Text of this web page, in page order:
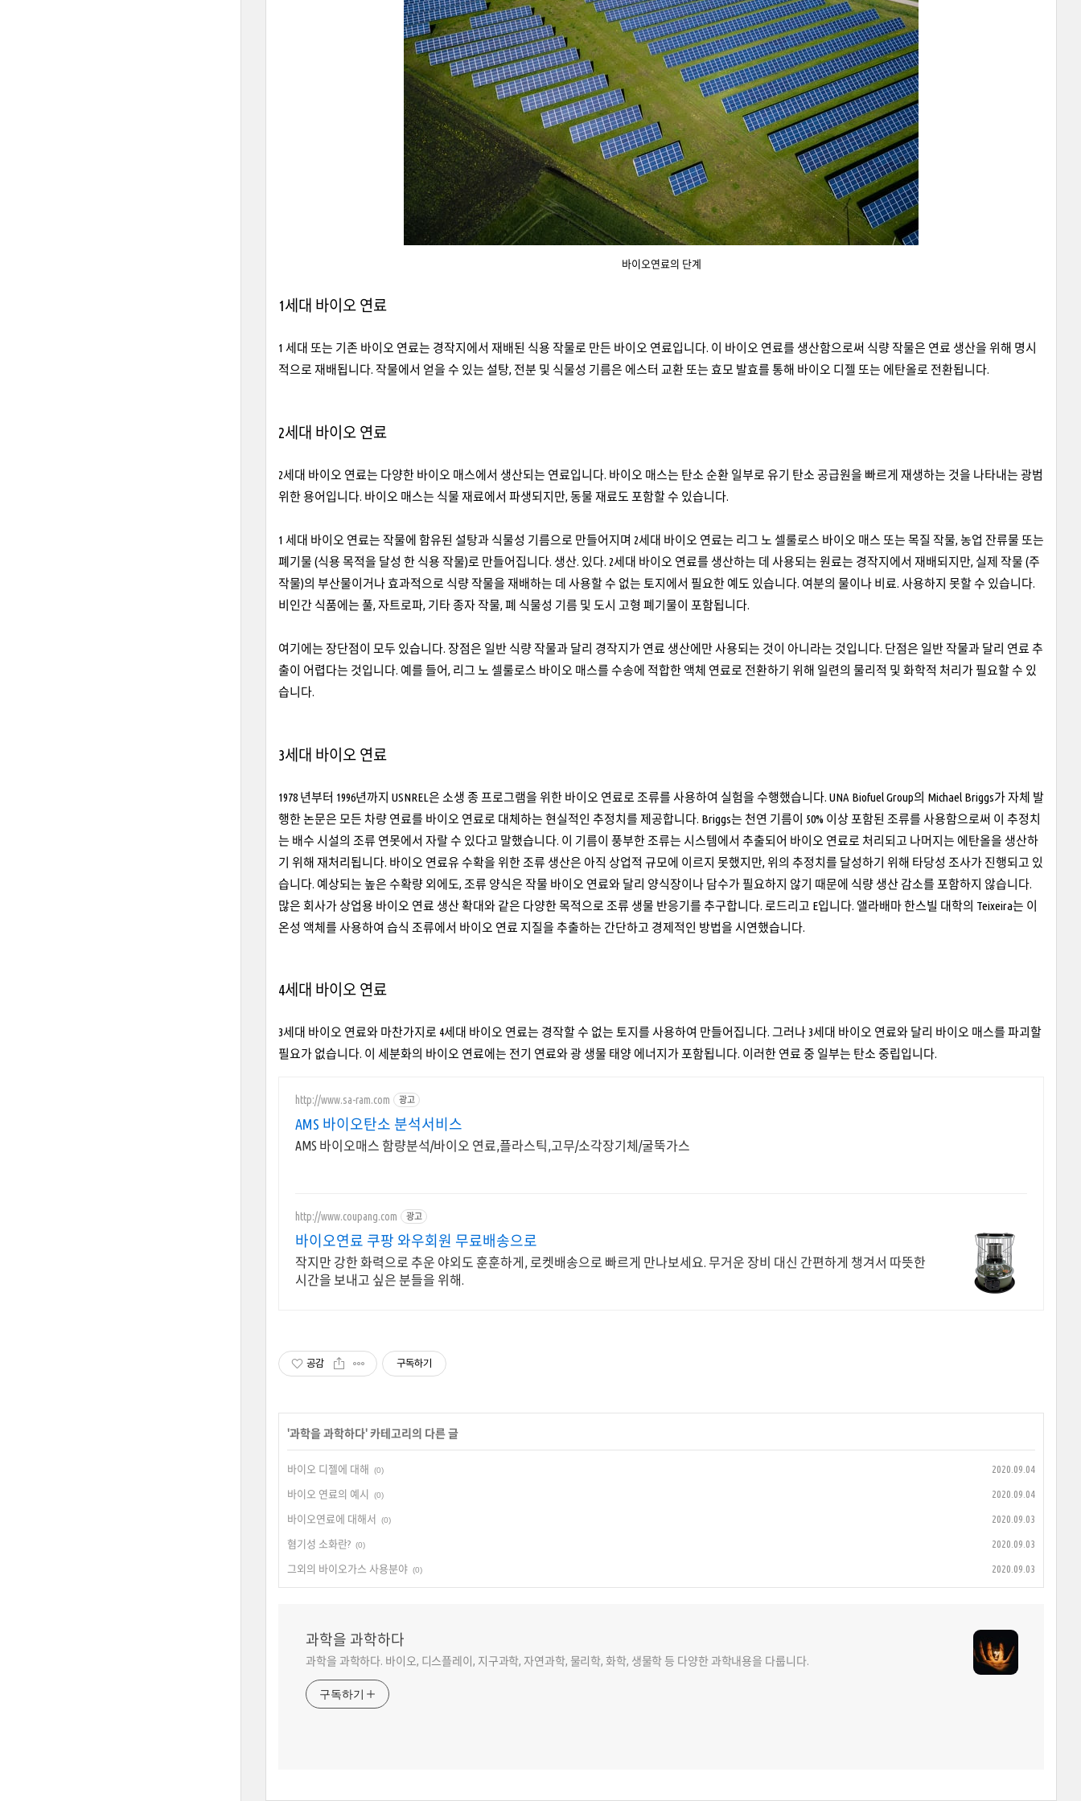
바이오연료의 단계
1세대 바이오 연료
1 세대 또는 기존 바이오 연료는 경작지에서 재배된 식용 작물로 만든 바이오 연료입니다. 이 바이오 연료를 생산함으로써 식량 작물은 연료 생산을 위해 명시
적으로 재배됩니다. 작물에서 얻을 수 있는 설탕, 전분 및 식물성 기름은 에스터 교환 또는 효모 발효를 통해 바이오 디젤 또는 에탄올로 전환됩니다.
2세대 바이오 연료
2세대 바이오 연료는 다양한 바이오 매스에서 생산되는 연료입니다. 바이오 매스는 탄소 순환 일부로 유기 탄소 공급원을 빠르게 재생하는 것을 나타내는 광범
위한 용어입니다. 바이오 매스는 식물 재료에서 파생되지만, 동물 재료도 포함할 수 있습니다.
1 세대 바이오 연료는 작물에 함유된 설탕과 식물성 기름으로 만들어지며 2세대 바이오 연료는 리그 노 셀룰로스 바이오 매스 또는 목질 작물, 농업 잔류물 또는
폐기물 (식용 목적을 달성 한 식용 작물)로 만들어집니다. 생산. 있다. 2세대 바이오 연료를 생산하는 데 사용되는 원료는 경작지에서 재배되지만, 실제 작물 (주
작물)의 부산물이거나 효과적으로 식량 작물을 재배하는 데 사용할 수 없는 토지에서 필요한 예도 있습니다. 여분의 물이나 비료. 사용하지 못할 수 있습니다.
비인간 식품에는 풀, 자트로파, 기타 종자 작물, 폐 식물성 기름 및 도시 고형 폐기물이 포함됩니다.
여기에는 장단점이 모두 있습니다. 장점은 일반 식량 작물과 달리 경작지가 연료 생산에만 사용되는 것이 아니라는 것입니다. 단점은 일반 작물과 달리 연료 추
출이 어렵다는 것입니다. 예를 들어, 리그 노 셀룰로스 바이오 매스를 수송에 적합한 액체 연료로 전환하기 위해 일련의 물리적 및 화학적 처리가 필요할 수 있
습니다.
3세대 바이오 연료
1978 년부터 1996년까지 USNREL은 소생 종 프로그램을 위한 바이오 연료로 조류를 사용하여 실험을 수행했습니다. UNA Biofuel Group의 Michael Briggs가 자체 발
행한 논문은 모든 차량 연료를 바이오 연료로 대체하는 현실적인 추정치를 제공합니다. Briggs는 천연 기름이 50% 이상 포함된 조류를 사용함으로써 이 추정치
는 배수 시설의 조류 연못에서 자랄 수 있다고 말했습니다. 이 기름이 풍부한 조류는 시스템에서 추출되어 바이오 연료로 처리되고 나머지는 에탄올을 생산하
기 위해 재처리됩니다. 바이오 연료유 수확을 위한 조류 생산은 아직 상업적 규모에 이르지 못했지만, 위의 추정치를 달성하기 위해 타당성 조사가 진행되고 있
습니다. 예상되는 높은 수확량 외에도, 조류 양식은 작물 바이오 연료와 달리 양식장이나 담수가 필요하지 않기 때문에 식량 생산 감소를 포함하지 않습니다.
많은 회사가 상업용 바이오 연료 생산 확대와 같은 다양한 목적으로 조류 생물 반응기를 추구합니다. 로드리고 E입니다. 앨라배마 한스빌 대학의 Teixeira는 이
온성 액체를 사용하여 습식 조류에서 바이오 연료 지질을 추출하는 간단하고 경제적인 방법을 시연했습니다.
4세대 바이오 연료
3세대 바이오 연료와 마찬가지로 4세대 바이오 연료는 경작할 수 없는 토지를 사용하여 만들어집니다. 그러나 3세대 바이오 연료와 달리 바이오 매스를 파괴할
필요가 없습니다. 이 세분화의 바이오 연료에는 전기 연료와 광 생물 태양 에너지가 포함됩니다. 이러한 연료 중 일부는 탄소 중립입니다.
http://www.sa-ram.com 광고
AMS 바이오탄소 분석서비스
AMS 바이오매스 함량분석/바이오 연료,플라스틱,고무/소각장기체/굴뚝가스
http://www.coupang.com 광고
바이오연료 쿠팡 와우회원 무료배송으로
작지만 강한 화력으로 추운 야외도 훈훈하게, 로켓배송으로 빠르게 만나보세요. 무거운 장비 대신 간편하게 챙겨서 따뜻한
시간을 보내고 싶은 분들을 위해.
공감 구독하기
'과학을 과학하다' 카테고리의 다른 글
바이오 디젤에 대해 (0) 2020.09.04
바이오 연료의 예시 (0) 2020.09.04
바이오연료에 대해서 (0) 2020.09.03
혐기성 소화란? (0) 2020.09.03
그외의 바이오가스 사용분야 (0) 2020.09.03
과학을 과학하다
과학을 과학하다. 바이오, 디스플레이, 지구과학, 자연과학, 물리학, 화학, 생물학 등 다양한 과학내용을 다룹니다.
구독하기